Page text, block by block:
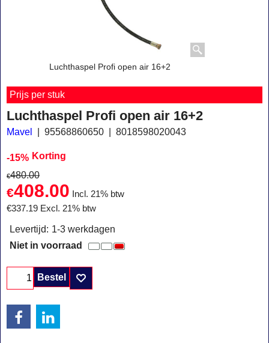
Luchthaspel Profi open air 16+2
Prijs per stuk
Luchthaspel Profi open air 16+2
Mavel 95568860650 8018598020043
-15% Korting
€480.00
€408.00
Incl. 21% btw
€337.19 Excl. 21% btw
Levertijd: 1-3 werkdagen
Niet in voorraad
Bestel